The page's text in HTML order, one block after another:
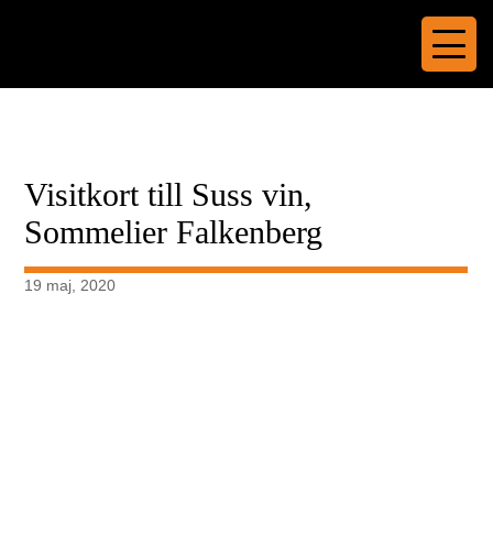
Visitkort till Suss vin,
Sommelier Falkenberg
19 maj, 2020